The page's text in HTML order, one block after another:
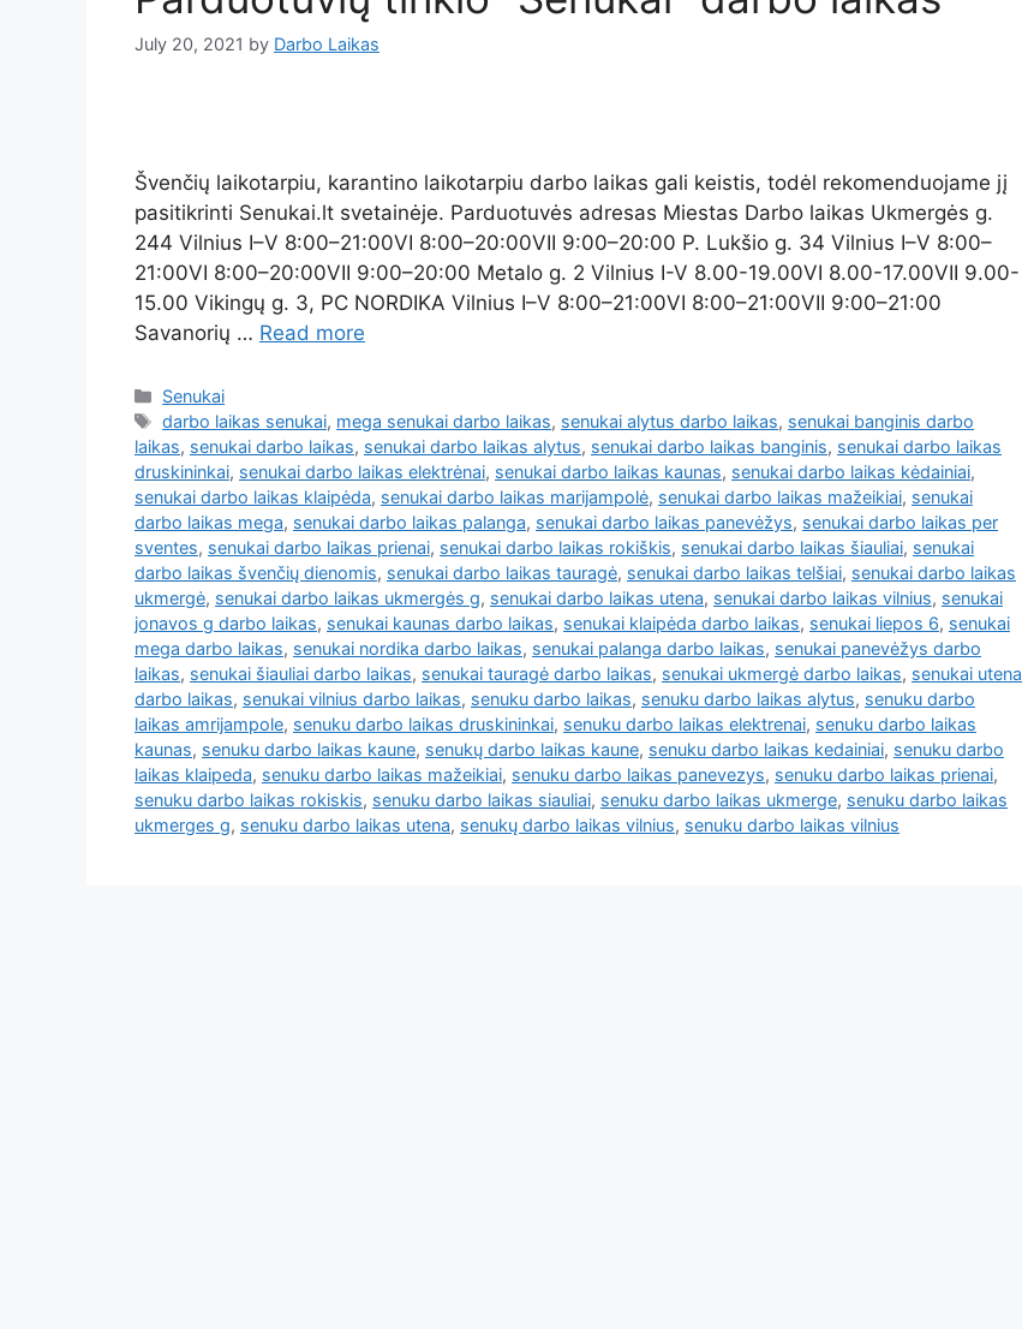
July 20, 2021 by Darbo Laikas
Švenčių laikotarpiu, karantino laikotarpiu darbo laikas gali keistis, todėl rekomenduojame jį
pasitikrinti Senukai.lt svetainėje. Parduotuvės adresas Miestas Darbo laikas Ukmergės g.
244 Vilnius I–V 8:00–21:00VI 8:00–20:00VII 9:00–20:00 P. Lukšio g. 34 Vilnius I–V 8:00–
21:00VI 8:00–20:00VII 9:00–20:00 Metalo g. 2 Vilnius I-V 8.00-19.00VI 8.00-17.00VII 9.00-
15.00 Vikingų g. 3, PC NORDIKA Vilnius I–V 8:00–21:00VI 8:00–21:00VII 9:00–21:00
Savanorių … Read more
Senukai
darbo laikas senukai, mega senukai darbo laikas, senukai alytus darbo laikas, senukai banginis darbo
laikas, senukai darbo laikas, senukai darbo laikas alytus, senukai darbo laikas banginis, senukai darbo laikas
druskininkai, senukai darbo laikas elektrėnai, senukai darbo laikas kaunas, senukai darbo laikas kėdainiai,
senukai darbo laikas klaipėda, senukai darbo laikas marijampolė, senukai darbo laikas mažeikiai, senukai
darbo laikas mega, senukai darbo laikas palanga, senukai darbo laikas panevėžys, senukai darbo laikas per
sventes, senukai darbo laikas prienai, senukai darbo laikas rokiškis, senukai darbo laikas šiauliai, senukai
darbo laikas švenčių dienomis, senukai darbo laikas tauragė, senukai darbo laikas telšiai, senukai darbo laikas
ukmergė, senukai darbo laikas ukmergės g, senukai darbo laikas utena, senukai darbo laikas vilnius, senukai
jonavos g darbo laikas, senukai kaunas darbo laikas, senukai klaipėda darbo laikas, senukai liepos 6, senukai
mega darbo laikas, senukai nordika darbo laikas, senukai palanga darbo laikas, senukai panevėžys darbo
laikas, senukai šiauliai darbo laikas, senukai tauragė darbo laikas, senukai ukmergė darbo laikas, senukai utena
darbo laikas, senukai vilnius darbo laikas, senuku darbo laikas, senuku darbo laikas alytus, senuku darbo
laikas amrijampole, senuku darbo laikas druskininkai, senuku darbo laikas elektrenai, senuku darbo laikas
kaunas, senuku darbo laikas kaune, senukų darbo laikas kaune, senuku darbo laikas kedainiai, senuku darbo
laikas klaipeda, senuku darbo laikas mažeikiai, senuku darbo laikas panevezys, senuku darbo laikas prienai,
senuku darbo laikas rokiskis, senuku darbo laikas siauliai, senuku darbo laikas ukmerge, senuku darbo laikas
ukmerges g, senuku darbo laikas utena, senukų darbo laikas vilnius, senuku darbo laikas vilnius